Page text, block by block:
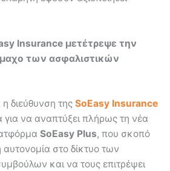
Insurance μετέτρεψε την
των ασφαλιστικών
διεύθυνση της SoEasy Insurance
για να αναπτύξει πλήρως τη νέα
SoEasy Plus, που σκοπό
στο δίκτυο των
και να τους επιτρέψει